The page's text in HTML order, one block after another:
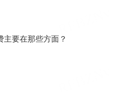
要在那些方面？